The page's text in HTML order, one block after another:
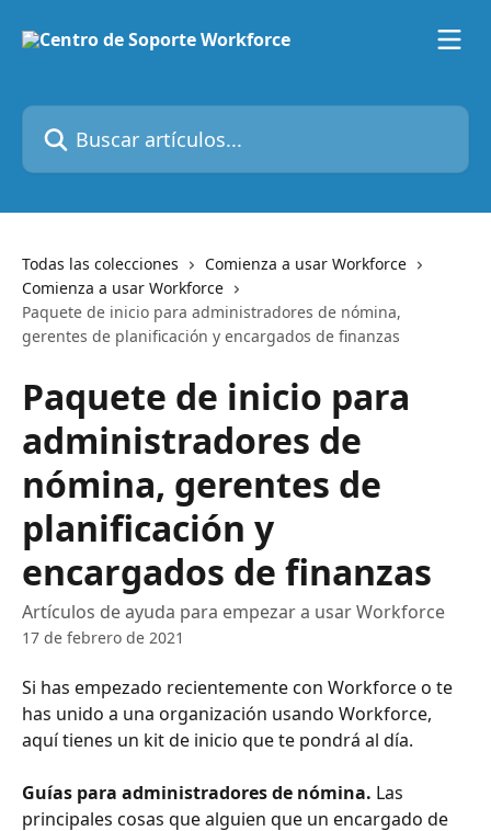
Buscar artículos...
Todas las colecciones
Comienza a usar Workforce
Comienza a usar Workforce
Paquete de inicio para administradores de nómina,
gerentes de planificación y encargados de finanzas
Paquete de inicio para
administradores de
nómina, gerentes de
planificación y
encargados de finanzas
Artículos de ayuda para empezar a usar Workforce
17 de febrero de 2021
Si has empezado recientemente con Workforce o te
has unido a una organización usando Workforce,
aquí tienes un kit de inicio que te pondrá al día.
Guías para administradores de nómina. Las
principales cosas que alguien que un encargado de